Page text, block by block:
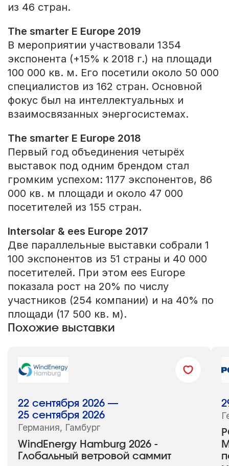
из 46 стран.
The smarter E Europe 2019
В мероприятии участвовали 1354
экспонента (+15% к 2018 г.) на площади
100 000 кв. м. Его посетили около 50 000
специалистов из 162 стран. Основной
фокус был на интеллектуальных и
взаимосвязанных энергосистемах.
The smarter E Europe 2018
Первый год объединения четырёх
выставок под одним брендом стал
громким успехом: 1177 экспонентов, 86
000 кв. м площади и около 47 000
посетителей из 155 стран.
Intersolar & ees Europe 2017
Две параллельные выставки собрали 1
100 экспонентов из 51 страны и 40 000
посетителей. При этом ees Europe
показала рост на 20% по числу
участников (254 компании) и на 40% по
площади (17 500 кв. м).
Похожие выставки
WindEnergy Hamburg 2026 -
Глобальный ветровой саммит
22 сентября 2026 —
25 сентября 2026
Германия, Гамбург